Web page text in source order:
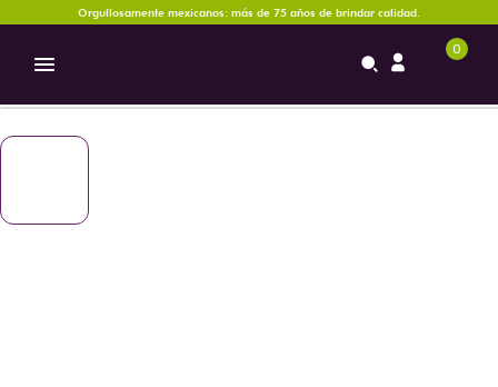
Orgullosamente mexicanos: más de 75 años de brindar calidad.
0